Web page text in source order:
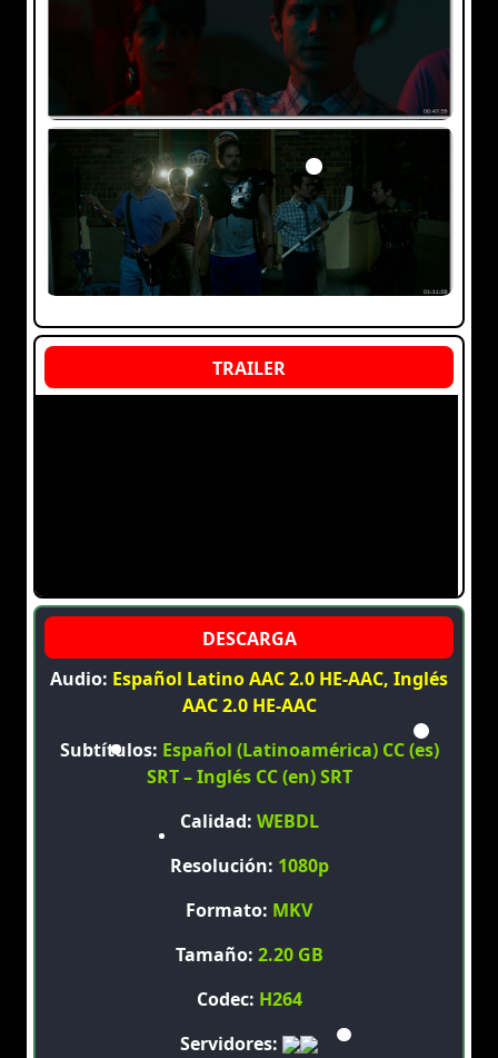
Audio: Español Latino AAC 2.0 HE-AAC, Inglés
AAC 2.0 HE-AAC
Subtítulos: Español (Latinoamérica) CC (es)
SRT – Inglés CC (en) SRT
Calidad: WEBDL
Resolución: 1080p
Formato: MKV
Tamaño: 2.20 GB
Codec: H264
Servidores: